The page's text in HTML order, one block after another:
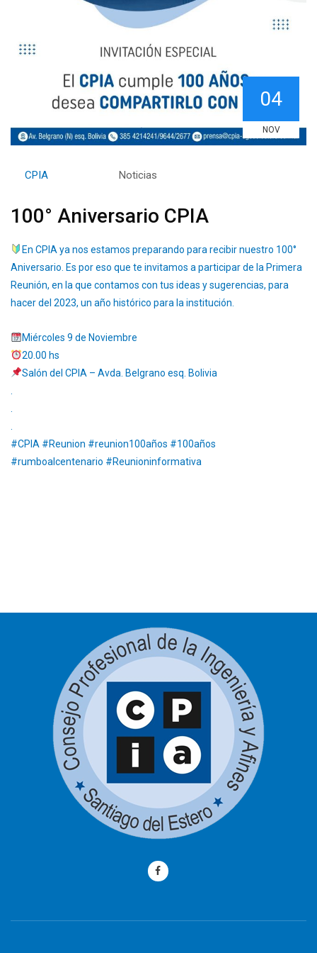
04
NOV
CPIA Noticias
100° Aniversario CPIA
En CPIA ya nos estamos preparando para recibir nuestro 100°
Aniversario. Es por eso que te invitamos a participar de la Primera
Reunión, en la que contamos con tus ideas y sugerencias, para
hacer del 2023, un año histórico para la institución.
Miércoles 9 de Noviembre
20.00 hs
Salón del CPIA – Avda. Belgrano esq. Bolivia
#CPIA #Reunion #reunion100años #100años
#rumboalcentenario #Reunioninformativa